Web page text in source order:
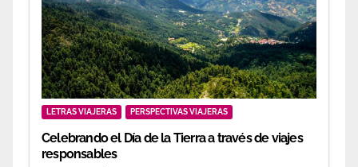
LETRAS VIAJERAS PERSPECTIVAS VIAJERAS
Celebrando el Día de la Tierra a través de viajes
responsables